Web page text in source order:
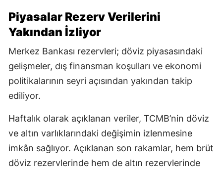
Piyasalar Rezerv Verilerini
Yakından İzliyor
Merkez Bankası rezervleri; döviz piyasasındaki
gelişmeler, dış finansman koşulları ve ekonomi
politikalarının seyri açısından yakından takip
ediliyor.
Haftalık olarak açıklanan veriler, TCMB’nin döviz
ve altın varlıklarındaki değişimin izlenmesine
imkân sağlıyor. Açıklanan son rakamlar, hem brüt
döviz rezervlerinde hem de altın rezervlerinde